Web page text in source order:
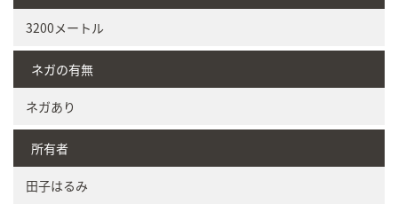
3200メートル
ネガの有無
ネガあり
所有者
田子はるみ